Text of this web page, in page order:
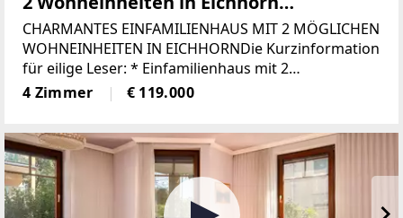
(Zistersdorf)
CHARMANTES EINFAMILIENHAUS MIT 2 MÖGLICHEN
WOHNEINHEITEN IN EICHHORNDie Kurzinformation
für eilige Leser: * Einfamilienhaus mit 2
möglichen Wohneinheiten * Grundstücksgröße: ca.
367 m² * Einheit 1 bestehend aus: Küche,
4 Zimmer € 119.000